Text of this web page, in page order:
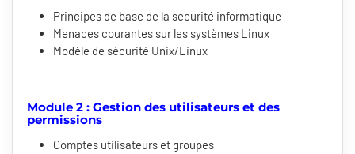
Principes de base de la sécurité informatique
Menaces courantes sur les systèmes Linux
Modèle de sécurité Unix/Linux
Module 2 : Gestion des utilisateurs et des
permissions
Comptes utilisateurs et groupes